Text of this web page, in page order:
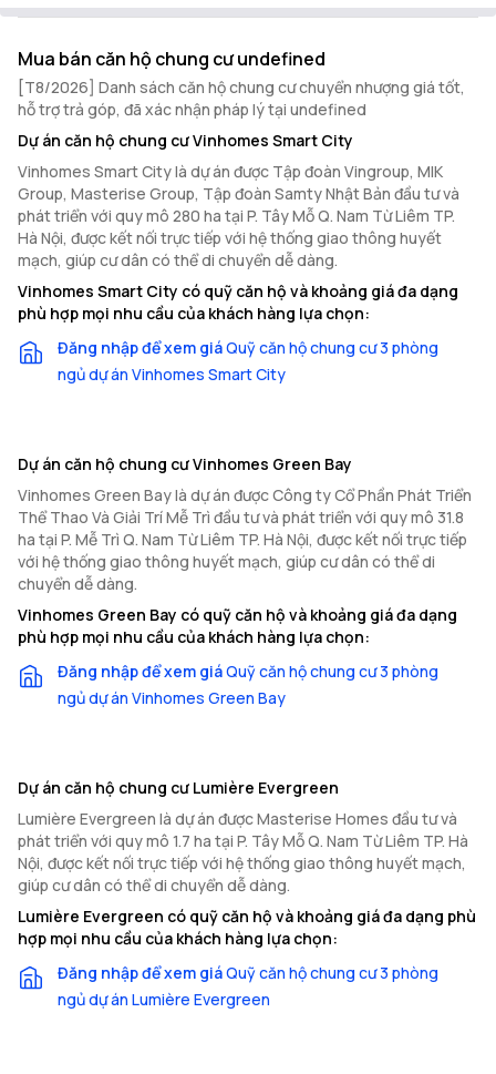
Mua bán căn hộ chung cư undefined
[T8/2026] Danh sách căn hộ chung cư chuyển nhượng giá tốt,
hỗ trợ trả góp, đã xác nhận pháp lý tại undefined
Dự án căn hộ chung cư Vinhomes Smart City
Vinhomes Smart City là dự án được Tập đoàn Vingroup, MIK
Group, Masterise Group, Tập đoàn Samty Nhật Bản đầu tư và
phát triển với quy mô 280 ha tại P. Tây Mỗ Q. Nam Từ Liêm TP.
Hà Nội, được kết nối trực tiếp với hệ thống giao thông huyết
mạch, giúp cư dân có thể di chuyển dễ dàng.
Vinhomes Smart City có quỹ căn hộ và khoảng giá đa dạng
phù hợp mọi nhu cầu của khách hàng lựa chọn:
Đăng nhập để xem giáQuỹ căn hộ chung cư 3 phòng
ngủ dự án Vinhomes Smart City
Dự án căn hộ chung cư Vinhomes Green Bay
Vinhomes Green Bay là dự án được Công ty Cổ Phần Phát Triển
Thể Thao Và Giải Trí Mễ Trì đầu tư và phát triển với quy mô 31.8
ha tại P. Mễ Trì Q. Nam Từ Liêm TP. Hà Nội, được kết nối trực tiếp
với hệ thống giao thông huyết mạch, giúp cư dân có thể di
chuyển dễ dàng.
Vinhomes Green Bay có quỹ căn hộ và khoảng giá đa dạng
phù hợp mọi nhu cầu của khách hàng lựa chọn:
Đăng nhập để xem giáQuỹ căn hộ chung cư 3 phòng
ngủ dự án Vinhomes Green Bay
Dự án căn hộ chung cư Lumière Evergreen
Lumière Evergreen là dự án được Masterise Homes đầu tư và
phát triển với quy mô 1.7 ha tại P. Tây Mỗ Q. Nam Từ Liêm TP. Hà
Nội, được kết nối trực tiếp với hệ thống giao thông huyết mạch,
giúp cư dân có thể di chuyển dễ dàng.
Lumière Evergreen có quỹ căn hộ và khoảng giá đa dạng phù
hợp mọi nhu cầu của khách hàng lựa chọn:
Đăng nhập để xem giáQuỹ căn hộ chung cư 3 phòng
ngủ dự án Lumière Evergreen